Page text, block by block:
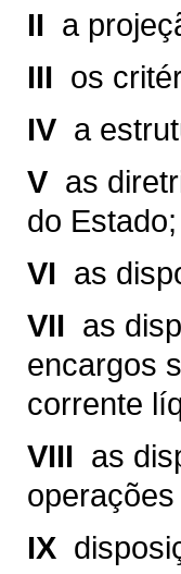
II  a
III  os
IV  a
V  as
do Estado;
VI  as
VII  as
encargos
corrente
VIII  as
IX 